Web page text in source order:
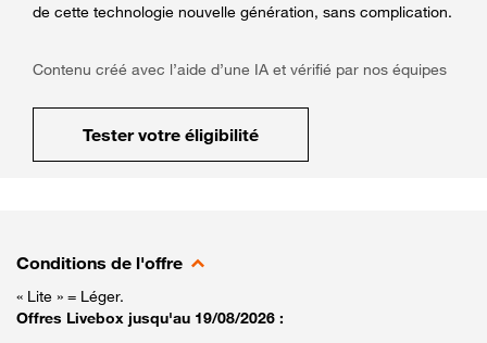
de cette technologie nouvelle génération, sans complication.
Contenu créé avec l’aide d’une IA et vérifié par nos équipes
Tester votre éligibilité
Conditions de l'offre
« Lite » = Léger.
Offres Livebox jusqu'au 19/08/2026 :